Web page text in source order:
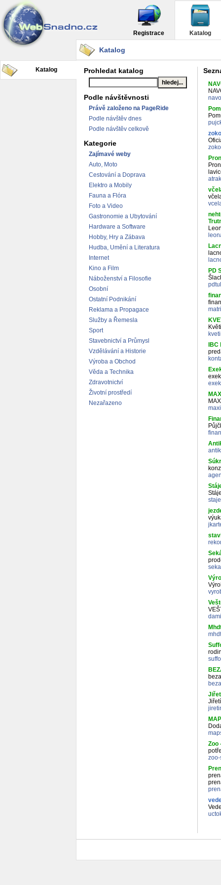
Registrace Katalog
Katalog
Katalog
Prohledat katalog
Podle návštěvnosti
Právě založeno na PageRide
Podle návštěv dnes
Podle návštěv celkově
Kategorie
Zajímavé weby
Auto, Moto
Cestování a Doprava
Elektro a Mobily
Fauna a Flóra
Foto a Video
Gastronomie a Ubytování
Hardware a Software
Hobby, Hry a Zábava
Hudba, Umění a Literatura
Internet
Kino a Film
Náboženství a Filosofie
Osobní
Ostatní Podnikání
Reklama a Propagace
Služby a Řemesla
Sport
Stavebnictví a Průmysl
Vzdělávání a Historie
Výroba a Obchod
Věda a Technika
Zdravotnictví
Životní prostředí
Nezařazeno
PD
Zoo